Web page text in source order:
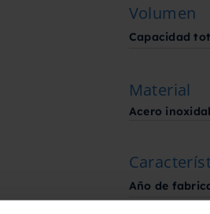
Volumen
Capacidad
Material
Acero
Año de